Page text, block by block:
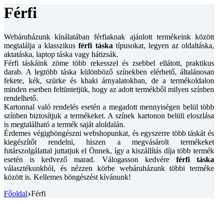
Férfi
Webáruházunk kínálatában férfiaknak ajánlott termékeink között
megtalálja a klasszikusférfi táska típusokat, legyen az oldaltáska,
aktatáska, laptop táska vagy hátizsák.
Férfi táskáink zöme több rekesszel és zsebbel ellátott, praktikus
darab. A legtöbb táska különböző színekben elérhető, általánosan
fekete, kék, szürke és khaki árnyalatokban, de a termékoldalon
minden esetben feltüntetjük, hogy az adott termékből milyen színben
rendelhető.
Kartonnal való rendelés esetén a megadott mennyiségen belül több
színben biztosítjuk a termékeket. A színek kartonon belüli eloszlása
is megtalálható a termék saját aloldalán.
Érdemes végigböngészni webshopunkat, és egyszerre több táskát és
kiegészítőt rendelni, hiszen a megvásárolt termékeket
futárszolgálattal juttatjuk el Önnek, így a kiszállítás díja több termék
esetén is kedvező marad. Válogasson kedvére férfi táska
választékunkból, és nézzen körbe webáruházunk többi terméke
között is. Kellemes böngészést kívánunk!
Főoldal Férfi